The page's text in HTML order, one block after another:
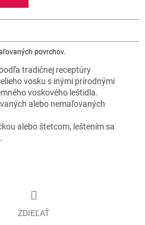
povrchov.
tradičnej receptúry
vosku s inými prírodnými
voskového leštidla.
alebo nemaľovaných
alebo štetcom, leštením sa
ZDIEĽAŤ